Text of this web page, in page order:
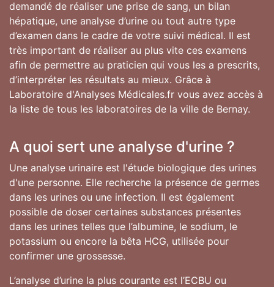
demandé de réaliser une prise de sang, un bilan
hépatique, une analyse d’urine ou tout autre type
d’examen dans le cadre de votre suivi médical. Il est
très important de réaliser au plus vite ces examens
afin de permettre au praticien qui vous les a prescrits,
d’interpréter les résultats au mieux. Grâce à
Laboratoire d'Analyses Médicales.fr vous avez accès à
la liste de tous les laboratoires de la ville de Bernay.
A quoi sert une analyse d'urine ?
Une analyse urinaire est l'étude biologique des urines
d'une personne. Elle recherche la présence de germes
dans les urines ou une infection. Il est également
possible de doser certaines substances présentes
dans les urines telles que l’albumine, le sodium, le
potassium ou encore la bêta HCG, utilisée pour
confirmer une grossesse.
L’analyse d’urine la plus courante est l’ECBU ou